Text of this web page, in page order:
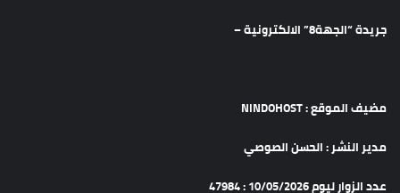
جريدة “الجهة8” الالكترونية –
مضيف الموقع : NINDOHOST
مدير النشر : الحسن الصوصي
عدد الزوار ليوم 10/05/2026 : 47984